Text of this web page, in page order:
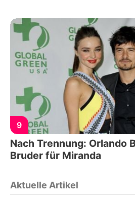
9
Nach Trennung: Orlando
Bruder für Miranda
Aktuelle Artikel